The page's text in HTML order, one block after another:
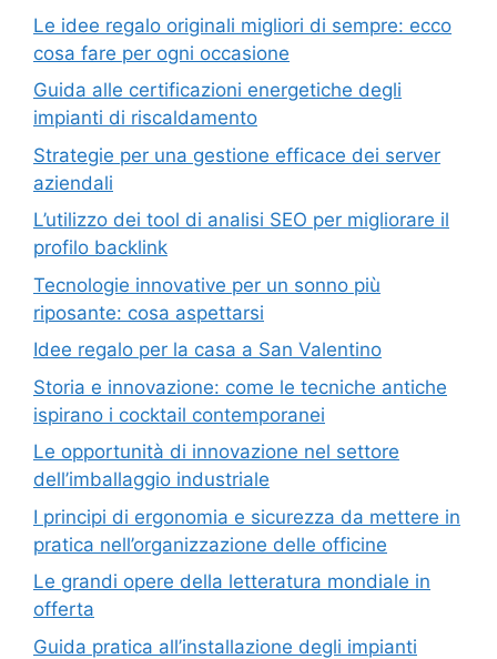
Le idee regalo originali migliori di sempre: ecco
cosa fare per ogni occasione
Guida alle certificazioni energetiche degli
impianti di riscaldamento
Strategie per una gestione efficace dei server
aziendali
L’utilizzo dei tool di analisi SEO per migliorare il
profilo backlink
Tecnologie innovative per un sonno più
riposante: cosa aspettarsi
Idee regalo per la casa a San Valentino
Storia e innovazione: come le tecniche antiche
ispirano i cocktail contemporanei
Le opportunità di innovazione nel settore
dell’imballaggio industriale
I principi di ergonomia e sicurezza da mettere in
pratica nell’organizzazione delle officine
Le grandi opere della letteratura mondiale in
offerta
Guida pratica all’installazione degli impianti